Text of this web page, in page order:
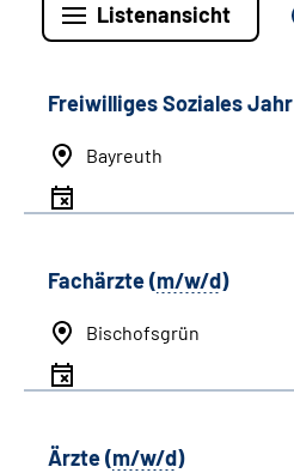
Listenansicht
Freiwilliges Soziales Jahr
Bayreuth
Fachärzte (m/w/d)
Bischofsgrün
Ärzte (m/w/d)